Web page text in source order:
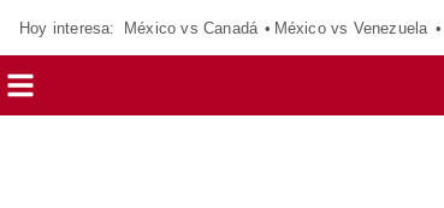
Hoy interesa: México vs Canadá México vs Venezuela